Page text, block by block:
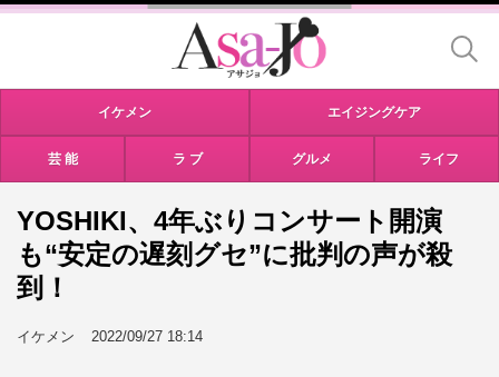
イケメン エイジングケア
芸 能 ラ ブ グルメ ライフ
YOSHIKI、4年ぶりコンサート開演
も“安定の遅刻グセ”に批判の声が殺
到！
イケメン 2022/09/27 18:14